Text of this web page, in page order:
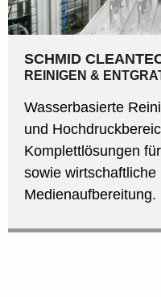
SCHMID
REINIGEN &
Wasserbasierte
und
Komplettlösungen
sowie
Medienaufbereitung.